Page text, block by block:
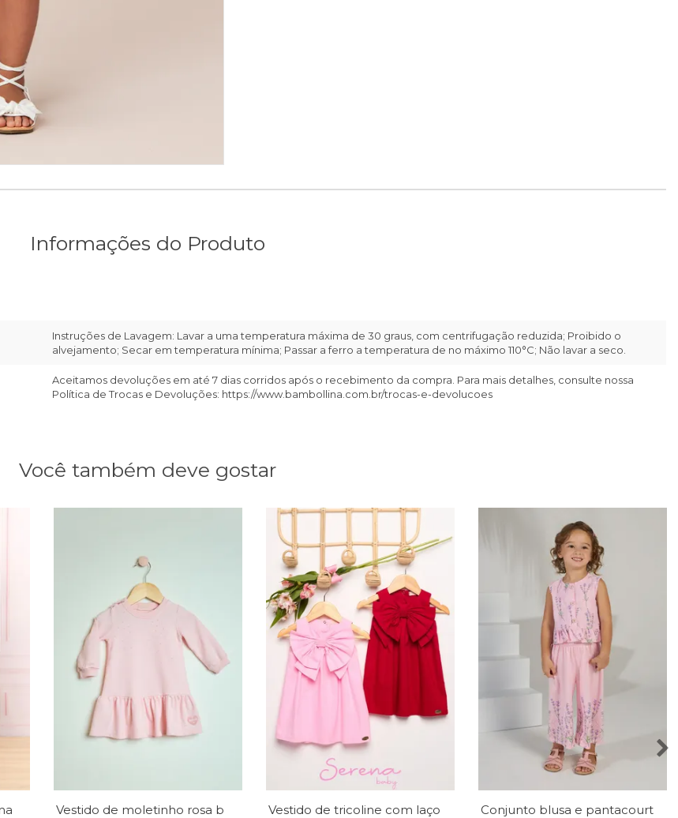
Informações do Produto
Instruções de Lavagem: Lavar a uma temperatura máxima de 30 graus, com centrifugação reduzida; Proibido o
alvejamento; Secar em temperatura mínima; Passar a ferro a temperatura de no máximo 110°C; Não lavar a seco.
Aceitamos devoluções em até 7 dias corridos após o recebimento da compra. Para mais detalhes, consulte nossa
Política de Trocas e Devoluções: https://www.bambollina.com.br/trocas-e-devolucoes
Você também deve gostar